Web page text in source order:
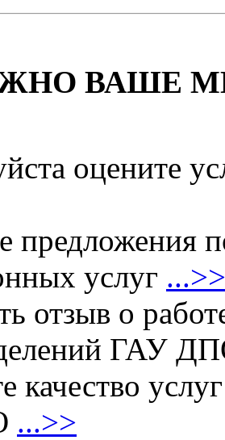
ВАШЕ
оцените
предложения
услуг ...>>
отзыв о
ГАУ
качество
...>>